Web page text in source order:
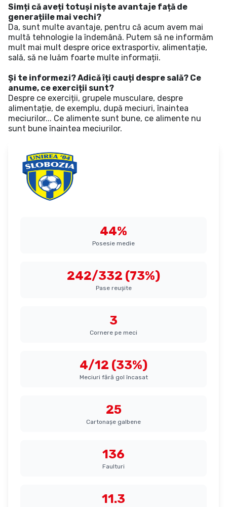
Simți că aveți totuși niște avantaje față de
generațiile mai vechi?
Da, sunt multe avantaje, pentru că acum avem mai
multă tehnologie la îndemână. Putem să ne informăm
mult mai mult despre orice extrasportiv, alimentație,
sală, să ne luăm foarte multe informații.
Și te informezi? Adică îți cauți despre sală? Ce
anume, ce exerciții sunt?
Despre ce exerciții, grupele musculare, despre
alimentație, de exemplu, după meciuri, înaintea
meciurilor... Ce alimente sunt bune, ce alimente nu
sunt bune înaintea meciurilor.
44%
Posesie medie
242/332 (73%)
Pase reușite
3
Cornere pe meci
4/12 (33%)
Meciuri fără gol încasat
25
Cartonașe galbene
136
Faulturi
11.3